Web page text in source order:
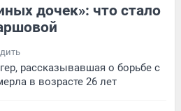
дочек»: что стало
рассказывавшая о борьбе с
в возрасте 26 лет